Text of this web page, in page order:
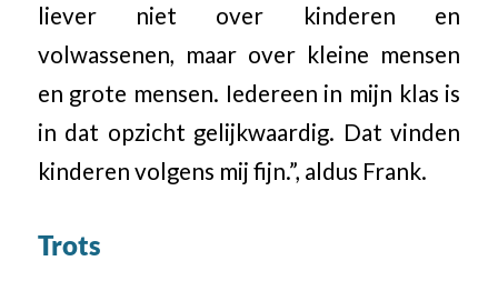
liever niet over kinderen en
volwassenen, maar over kleine mensen
en grote mensen. Iedereen in mijn klas is
in dat opzicht gelijkwaardig. Dat vinden
kinderen volgens mij fijn.”, aldus Frank.
Trots